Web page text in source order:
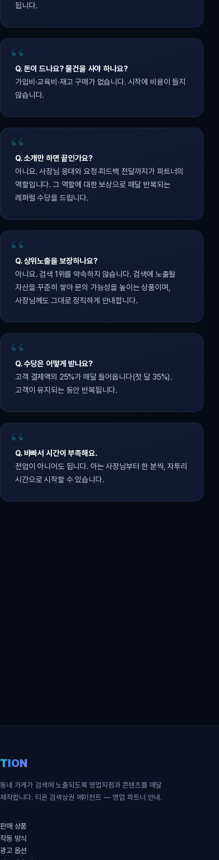
됩니다.
Q. 돈이 드나요? 물건을 사야 하나요?
가입비·교육비·재고 구매가 없습니다. 시작에 비용이 들지
않습니다.
Q. 소개만 하면 끝인가요?
아니요. 사장님 응대와 요청·피드백 전달까지가 파트너의
역할입니다. 그 역할에 대한 보상으로 매달 반복되는
레퍼럴 수당을 드립니다.
Q. 상위노출을 보장하나요?
아니요. 검색 1위를 약속하지 않습니다. 검색에 노출될
자산을 꾸준히 쌓아 문의 가능성을 높이는 상품이며,
사장님께도 그대로 정직하게 안내합니다.
Q. 수당은 어떻게 받나요?
고객 결제액의 25%가 매달 들어옵니다(첫 달 35%).
고객이 유지되는 동안 반복됩니다.
Q. 바빠서 시간이 부족해요.
전업이 아니어도 됩니다. 아는 사장님부터 한 분씩, 자투리
시간으로 시작할 수 있습니다.
TION
동네 가게가 검색에 노출되도록 영업지점과 콘텐츠를 매달
제작합니다. 티온 검색상권 에이전트 — 영업 파트너 안내.
판매 상품
작동 방식
광고 옵션